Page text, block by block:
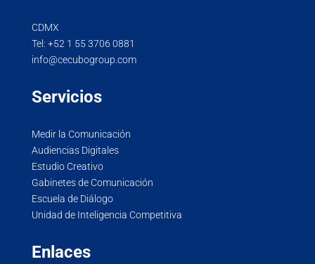
CDMX
Tel: +52 1 55 3706 0881
info@cecubogroup.com
Servicios
Medir la Comunicación
Audiencias Digitales
Estudio Creativo
Gabinetes de Comunicación
Escuela de Diálogo
Unidad de Inteligencia Competitiva
Enlaces